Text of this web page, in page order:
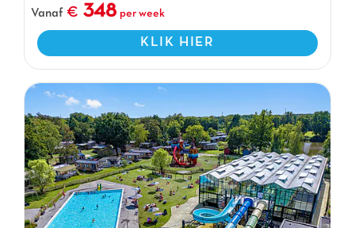
Vanaf
348 per week
KLIK HIER